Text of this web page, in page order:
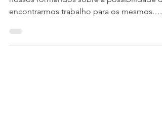
Por várias vezes fomos abordados pelos
encontrarmos trabalho para os mesmos.
Nesse sentido...